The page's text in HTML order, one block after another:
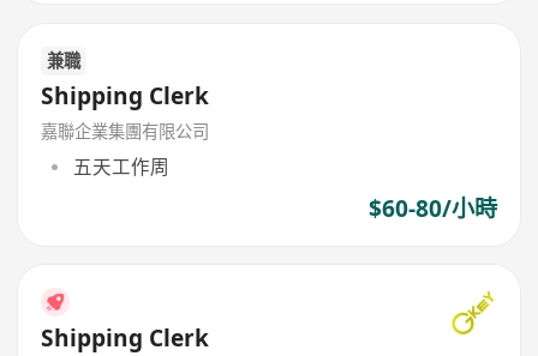
兼職
Shipping Clerk
嘉聯企業集團有限公司
五天工作周
$60-80/小時
Shipping Clerk